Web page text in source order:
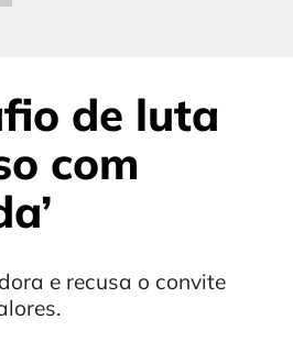
de luta
com
e recusa o convite